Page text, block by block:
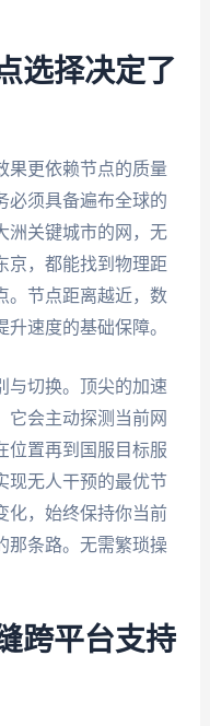
选择决定了
果更依赖节点的质量
必须具备遍布全球的
洲关键城市的网，无
京，都能找到物理距
。节点距离越近，数
速度的基础保障。
与切换。顶尖的加速
它会主动探测当前网
位置再到国服目标服
现无人干预的最优节
化，始终保持你当前
那条路。无需繁琐操
跨平台支持